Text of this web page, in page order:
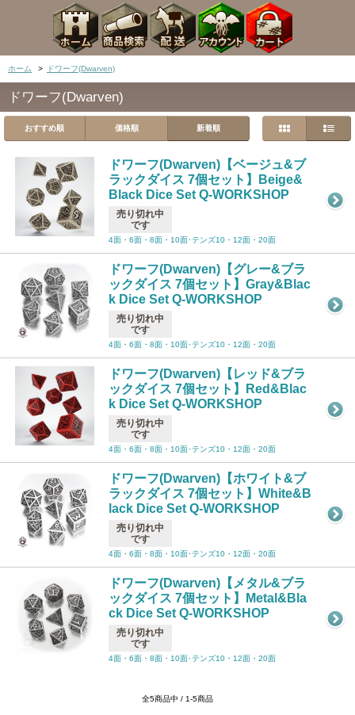
ホーム > ドワーフ(Dwarven)
ドワーフ(Dwarven)
おすすめ順 価格順 新着順
ドワーフ(Dwarven)【ベージュ&ブ
ラックダイス 7個セット】Beige&
Black Dice Set Q-WORKSHOP
売り切れ中
です
4面・6面・8面・10面･テンズ10・12面・20面
ドワーフ(Dwarven)【グレー&ブラ
ックダイス 7個セット】Gray&Blac
k Dice Set Q-WORKSHOP
売り切れ中
です
4面・6面・8面・10面･テンズ10・12面・20面
ドワーフ(Dwarven)【レッド&ブラ
ックダイス 7個セット】Red&Blac
k Dice Set Q-WORKSHOP
売り切れ中
です
4面・6面・8面・10面･テンズ10・12面・20面
ドワーフ(Dwarven)【ホワイト&ブ
ラックダイス 7個セット】White&B
lack Dice Set Q-WORKSHOP
売り切れ中
です
4面・6面・8面・10面･テンズ10・12面・20面
ドワーフ(Dwarven)【メタル&ブラ
ックダイス 7個セット】Metal&Bla
ck Dice Set Q-WORKSHOP
売り切れ中
です
4面・6面・8面・10面･テンズ10・12面・20面
全5商品中 / 1-5商品